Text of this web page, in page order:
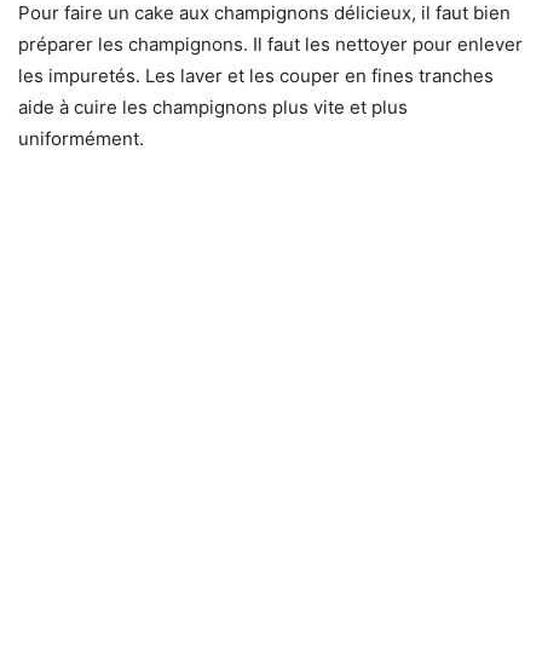
Pour faire un cake aux champignons délicieux, il faut bien
préparer les champignons. Il faut les nettoyer pour enlever
les impuretés. Les laver et les couper en fines tranches
aide à cuire les champignons plus vite et plus
uniformément.